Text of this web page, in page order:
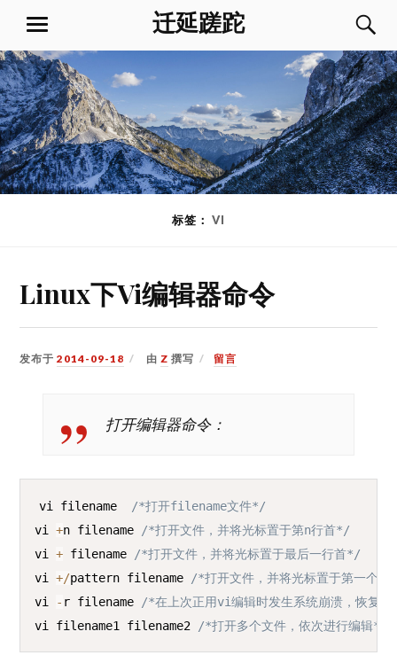
内
容
迁延蹉跎
菜
标签： VI
Linux下Vi编辑器命令
发布于2014-09-18 由Z 撰写 留言
打开编辑器命令：
vi filename /*打开filename文件*/
vi +n filename /*打开文件，并将光标置于第n行首*/
vi + filename /*打开文件，并将光标置于最后一行首*/
vi +/pattern filename /*打开文件，并将光标置于第一个
vi - r filename /*在上次正用vi编辑时发生系统崩溃，恢复
vi filename1 filename2 /*打开多个文件，依次进行编辑*/